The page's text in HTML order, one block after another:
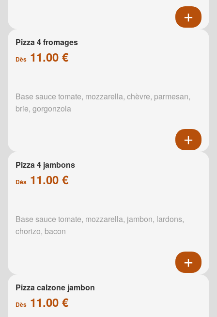
Pizza 4 fromages
Dès 11.00 €
Base sauce tomate, mozzarella, chèvre, parmesan,
brie, gorgonzola
Pizza 4 jambons
Dès 11.00 €
Base sauce tomate, mozzarella, jambon, lardons,
chorizo, bacon
Pizza calzone jambon
Dès 11.00 €